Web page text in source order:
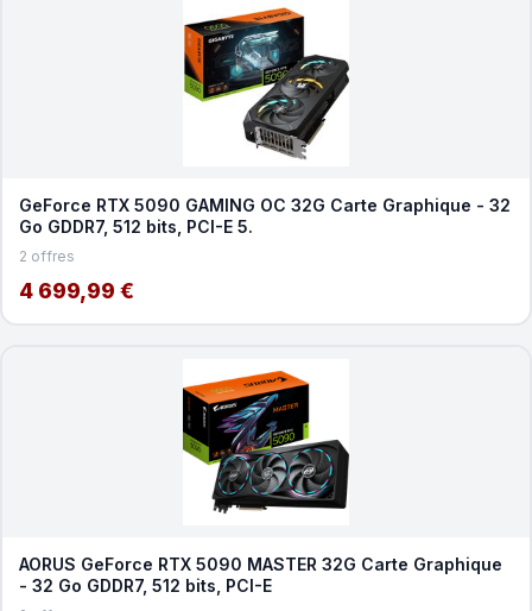
GeForce RTX 5090 GAMING OC 32G Carte Graphique - 32
Go GDDR7, 512 bits, PCI-E 5.
2 offres
4 699,99 €
AORUS GeForce RTX 5090 MASTER 32G Carte Graphique
- 32 Go GDDR7, 512 bits, PCI-E